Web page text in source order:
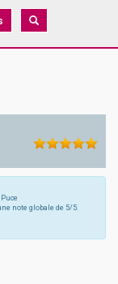
note globale de 5/5.